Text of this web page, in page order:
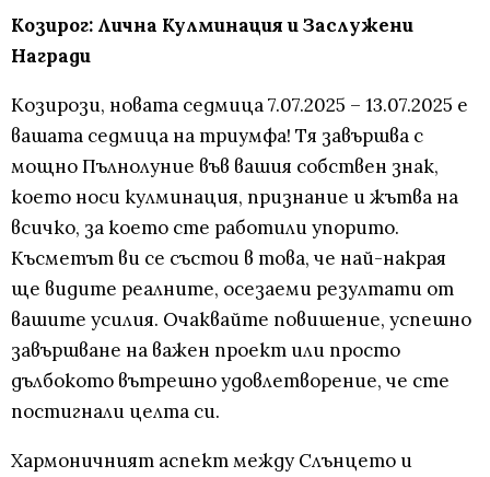
Козирог: Лична Кулминация и Заслужени
Награди
Козирози, новата седмица 7.07.2025 – 13.07.2025 е
вашата седмица на триумфа! Тя завършва с
мощно Пълнолуние във вашия собствен знак,
което носи кулминация, признание и жътва на
всичко, за което сте работили упорито.
Късметът ви се състои в това, че най-накрая
ще видите реалните, осезаеми резултати от
вашите усилия. Очаквайте повишение, успешно
завършване на важен проект или просто
дълбокото вътрешно удовлетворение, че сте
постигнали целта си.
Хармоничният аспект между Слънцето и